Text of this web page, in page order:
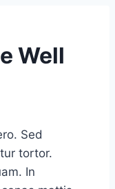
Well
Sed
tortor.
In